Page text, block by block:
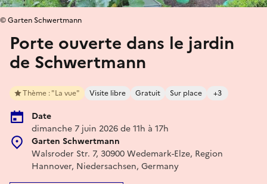
Porte ouverte dans le jardin
de Schwertmann
Thème : "La vue" Visite libre Gratuit Sur place +3
Date
dimanche 7 juin 2026 de 11h à 17h
Garten Schwertmann
Walsroder Str. 7, 30900 Wedemark-Elze, Region
Hannover, Niedersachsen, Germany
© Garten Schwertmann